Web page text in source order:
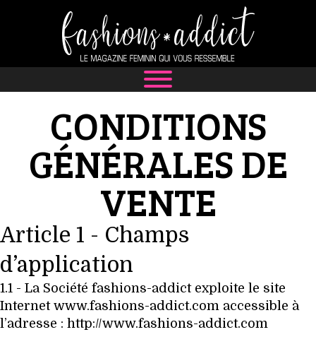
NEWS
MODE
LUXE
DÉFILÉS
BOUTIQUE
CULTURE
HIGH TECH
CONDITIONS
GÉNÉRALES DE
VENTE
Article 1 - Champs
d’application
1.1 - La Société fashions-addict exploite le site
Internet www.fashions-addict.com accessible à
l’adresse : http://www.fashions-addict.com